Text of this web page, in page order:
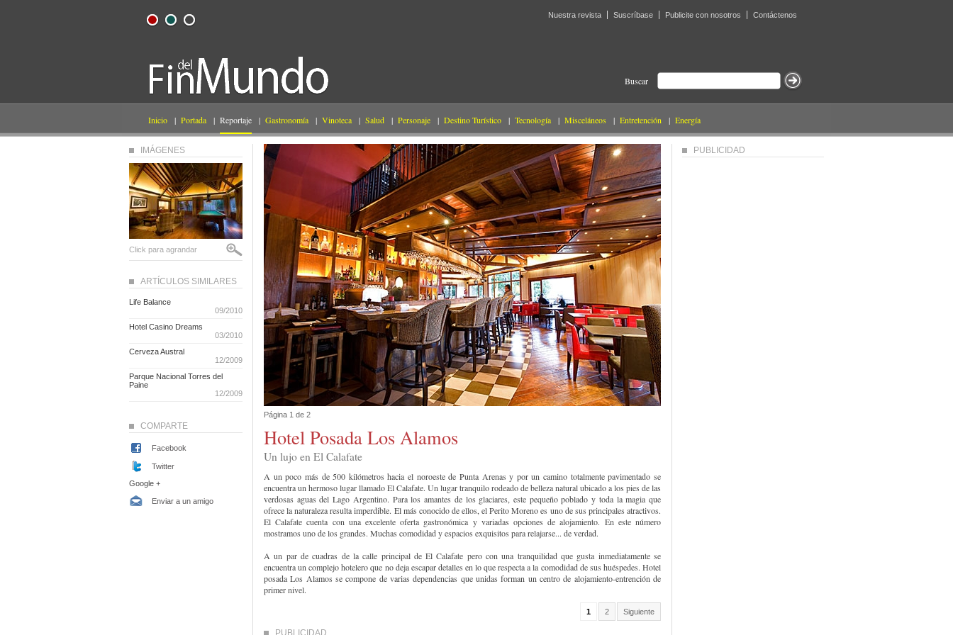
Nuestra revista Suscríbase Publicite con nosotros Contáctenos
Buscar
Inicio | Portada | Reportaje | Gastronomía | Vinoteca | Salud | Personaje | Destino Turístico | Tecnología | Misceláneos | Entretención | Energía
Página 1 de 2
Hotel Posada Los Alamos
Un lujo en El Calafate
A un poco más de 500 kilómetros hacia el noroeste de Punta Arenas y por un camino totalmente pavimentado se
encuentra un hermoso lugar llamado El Calafate. Un lugar tranquilo rodeado de belleza natural ubicado a los pies de las
verdosas aguas del Lago Argentino. Para los amantes de los glaciares, este pequeño poblado y toda la magia que
ofrece la naturaleza resulta imperdible. El más conocido de ellos, el Perito Moreno es uno de sus principales atractivos.
El Calafate cuenta con una excelente oferta gastronómica y variadas opciones de alojamiento. En este número
mostramos uno de los grandes. Muchas comodidad y espacios exquisitos para relajarse... de verdad.
A un par de cuadras de la calle principal de El Calafate pero con una tranquilidad que gusta inmediatamente se
encuentra un complejo hotelero que no deja escapar detalles en lo que respecta a la comodidad de sus huéspedes. Hotel
posada Los Alamos se compone de varias dependencias que unidas forman un centro de alojamiento-entrención de
primer nivel.
1 2 Siguiente
PUBLICIDAD
IMÁGENES
Click para agrandar
ARTÍCULOS SIMILARES
Life Balance
09/2010
Hotel Casino Dreams
03/2010
Cerveza Austral
12/2009
Parque Nacional Torres del
Paine
12/2009
COMPARTE
Facebook
Twitter
Google +
Enviar a un amigo
PUBLICIDAD